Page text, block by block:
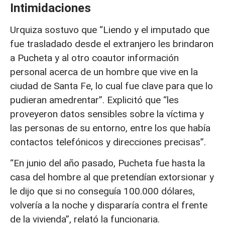
Intimidaciones
Urquiza sostuvo que “Liendo y el imputado que
fue trasladado desde el extranjero les brindaron
a Pucheta y al otro coautor información
personal acerca de un hombre que vive en la
ciudad de Santa Fe, lo cual fue clave para que lo
pudieran amedrentar”. Explicitó que “les
proveyeron datos sensibles sobre la víctima y
las personas de su entorno, entre los que había
contactos telefónicos y direcciones precisas”.
“En junio del año pasado, Pucheta fue hasta la
casa del hombre al que pretendían extorsionar y
le dijo que si no conseguía 100.000 dólares,
volvería a la noche y dispararía contra el frente
de la vivienda”, relató la funcionaria.